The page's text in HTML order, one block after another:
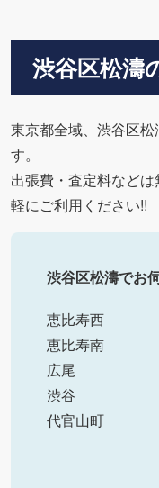
渋谷区松濤
東京都全域、渋谷区
す。
出張費・査定料など
軽にご利用ください!!
渋谷区松濤でお
恵比寿西
恵比寿南
広尾
渋谷
代官山町